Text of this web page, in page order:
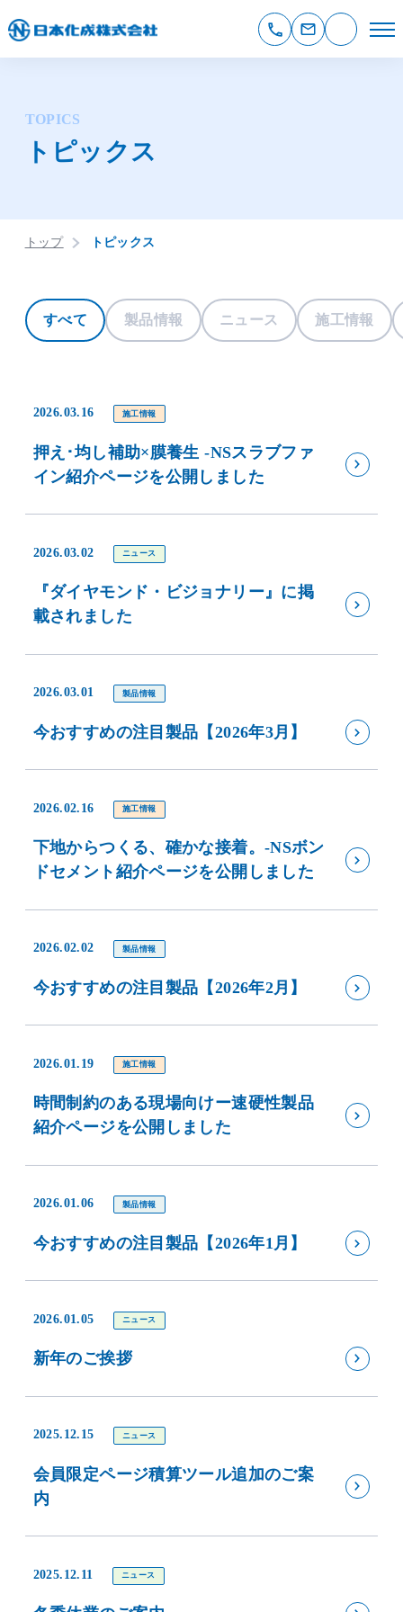
TOPICS
トピックス
トップ トピックス
すべて 製品情報 ニュース 施工情報
2026.03.16 施工情報
押え･均し補助×膜養生 -NSスラブファ
イン紹介ページを公開しました
2026.03.02 ニュース
『ダイヤモンド・ビジョナリー』に掲
載されました
2026.03.01 製品情報
今おすすめの注目製品【2026年3月】
2026.02.16 施工情報
下地からつくる、確かな接着。-NSボン
ドセメント紹介ページを公開しました
2026.02.02 製品情報
今おすすめの注目製品【2026年2月】
2026.01.19 施工情報
時間制約のある現場向けー速硬性製品
紹介ページを公開しました
2026.01.06 製品情報
今おすすめの注目製品【2026年1月】
2026.01.05 ニュース
新年のご挨拶
2025.12.15 ニュース
会員限定ページ積算ツール追加のご案
内
2025.12.11 ニュース